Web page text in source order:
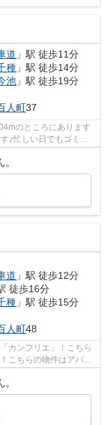
道 」駅 徒歩11分
種 」駅 徒歩14分
池 」駅 徒歩19分
人町37
のところにあります
♪忙しい日でもゴミ出
道 」駅 徒歩12分
徒歩16分
種 」駅 徒歩15分
人町48
カンフリエ」！こちら
こちらの物件はアパー